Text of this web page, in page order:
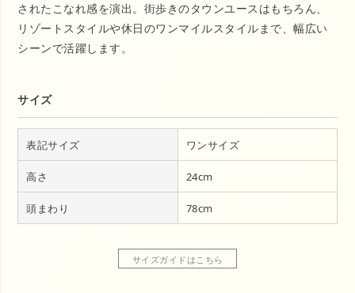
されたこなれ感を演出。街歩きのタウンユースはもちろん、
リゾートスタイルや休日のワンマイルスタイルまで、幅広い
シーンで活躍します。
サイズ
表記サイズ ワンサイズ
高さ 24cm
頭まわり 78cm
サイズガイドはこちら